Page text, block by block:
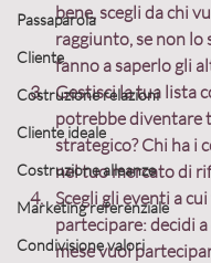
Passaparola
Cliente
Costruzione relazioni
Cliente ideale
Costruzione alleanze
Marketing referenziale
Condivisione valori
bene, scegli da chi
raggiunto, se non lo
fanno a saperlo gli
Gestisci la tua lista
potrebbe diventare
strategico? Chi ha i
nel tuo mercato di
Scegli gli eventi a
partecipare: decidi
mese vuoi